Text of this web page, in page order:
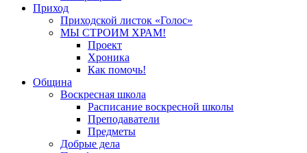
Приход
Приходской листок «Голос»
МЫ СТРОИМ ХРАМ!
Проект
Хроника
Как помочь!
Община
Воскресная школа
Расписание воскресной школы
Преподаватели
Предметы
Добрые дела